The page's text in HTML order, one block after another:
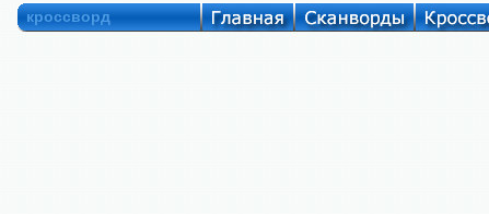
кроссворд